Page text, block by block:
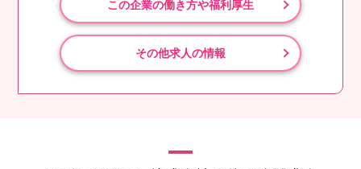
この企業の働き方や福利厚生
その他求人の情報